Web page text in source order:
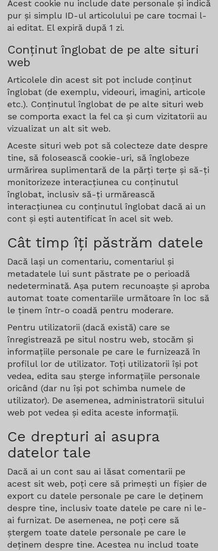
Acest cookie nu include date personale și indică
pur și simplu ID-ul articolului pe care tocmai l-
ai editat. El expiră după 1 zi.
Conținut înglobat de pe alte situri
web
Articolele din acest sit pot include conținut
înglobat (de exemplu, videouri, imagini, articole
etc.). Conținutul înglobat de pe alte situri web
se comporta exact la fel ca și cum vizitatorii au
vizualizat un alt sit web.
Aceste situri web pot să colecteze date despre
tine, să folosească cookie-uri, să înglobeze
urmărirea suplimentară de la părți terțe și să-ți
monitorizeze interacțiunea cu conținutul
înglobat, inclusiv să-ți urmărească
interacțiunea cu conținutul înglobat dacă ai un
cont și ești autentificat în acel sit web.
Cât timp îți păstrăm datele
Dacă lași un comentariu, comentariul și
metadatele lui sunt păstrate pe o perioadă
nedeterminată. Așa putem recunoaște și aproba
automat toate comentariile următoare în loc să
le ținem într-o coadă pentru moderare.
Pentru utilizatorii (dacă există) care se
înregistrează pe situl nostru web, stocăm și
informațiile personale pe care le furnizează în
profilul lor de utilizator. Toți utilizatorii își pot
vedea, edita sau șterge informațiile personale
oricând (dar nu își pot schimba numele de
utilizator). De asemenea, administratorii sitului
web pot vedea și edita aceste informații.
Ce drepturi ai asupra
datelor tale
Dacă ai un cont sau ai lăsat comentarii pe
acest sit web, poți cere să primești un fișier de
export cu datele personale pe care le deținem
despre tine, inclusiv toate datele pe care ni le-
ai furnizat. De asemenea, ne poți cere să
ștergem toate datele personale pe care le
deținem despre tine. Acestea nu includ toate